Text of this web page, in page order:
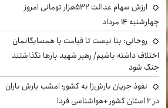
ارزش سهام عدالت ۵۳۲هزار تومانی امروز
چهارشنبه ۱۴ مرداد
روحانی: بنا نیست تا قیامت با همسایگانمان
اختلاف داشته باشیم/ رهبر شهید بارها نگذاشتند
جنگ شود
نفوذ جریان بارش‌زا به کشور؛ امشب بارش باران
در ۲ استان کشور +هواشناسی فردا